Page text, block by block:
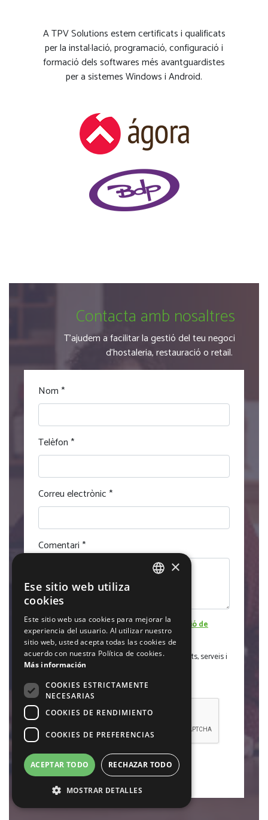
A TPV Solutions estem certificats i qualificats
per la instal·lació, programació, configuració i
formació dels softwares més avantguardistes
per a sistemes Windows i Android.
Contacta amb nosaltres
T'ajudem a facilitar la gestió del teu negoci
d'hostaleria, restauració o retail.
Nom*
Telèfon*
Correu electrònic*
Comentari*
He llegit i accepto laPolítica de Protecció de
Dades
Accepto rebre informació sobre les activitats, serveis i
productes
ENVIAR
×
Ese sitio web utiliza
cookies
Este sitio web usa cookies para mejorar la
experiencia del usuario. Al utilizar nuestro
sitio web, usted acepta todas las cookies de
acuerdo con nuestra Política de cookies.
Más información
COOKIES ESTRICTAMENTE
NECESARIAS
COOKIES DE RENDIMIENTO
COOKIES DE PREFERENCIAS
ACEPTAR TODO RECHAZAR TODO
MOSTRAR DETALLES